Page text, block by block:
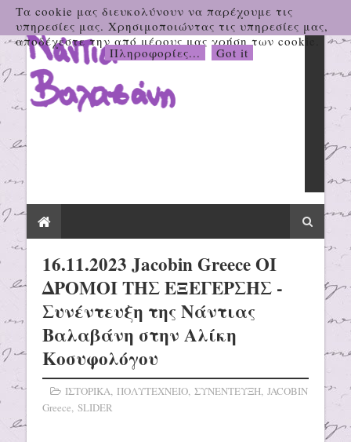
16.11.2023 Jacobin Greece ΟΙ
ΔΡΟΜΟΙ ΤΗΣ ΕΞΕΓΕΡΣΗΣ -
Συνέντευξη της Νάντιας
Βαλαβάνη στην Αλίκη
Κοσυφολόγου
ΙΣΤΟΡΙΚΑ, ΠΟΛΥΤΕΧΝΕΙΟ, ΣΥΝΕΝΤΕΥΞΗ, JACOBIN
Greece, SLIDER
Τα cookie μας διευκολύνουν να παρέχουμε τις
υπηρεσίες μας. Χρησιμοποιώντας τις υπηρεσίες μας,
αποδέχεστε την από μέρους μας χρήση των cookie.
Πληροφορίες... Got it